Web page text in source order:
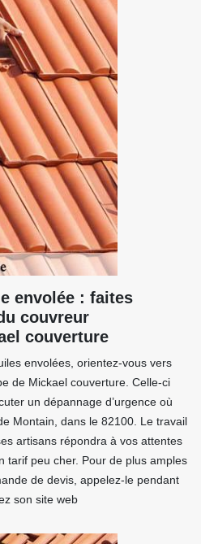
envolée : faites
couvreur
couverture
envolées, orientez-vous vers
de Mickael couverture. Celle-ci
un dépannage d’urgence où
Montain, dans le 82100. Le travail
artisans répondra à vos attentes
tarif peu cher. Pour de plus amples
de devis, appelez-le pendant
son site web